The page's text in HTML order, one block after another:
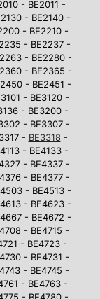
- BE2011 -
- BE2140 -
- BE2210 -
- BE2237 -
- BE2280 -
- BE2365 -
- BE2451 -
- BE3120 -
- BE3200 -
- BE3307 -
- BE3318-
- BE4133 -
- BE4337 -
- BE4377 -
- BE4513 -
- BE4623 -
- BE4672 -
- BE4715 -
- BE4723 -
- BE4731 -
- BE4745 -
- BE4763 -